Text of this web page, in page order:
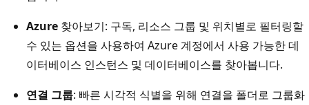
Azure 찾아보기: 구독, 리소스 그룹 및 위치별로 필터링할
수 있는 옵션을 사용하여 Azure 계정에서 사용 가능한 데
이터베이스 인스턴스 및 데이터베이스를 찾아봅니다.
연결 그룹: 빠른 시각적 식별을 위해 연결을 폴더로 그룹화